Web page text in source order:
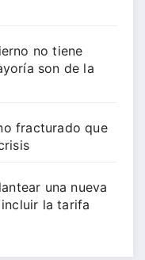
no tiene
son de la
fracturado que
una nueva
la tarifa